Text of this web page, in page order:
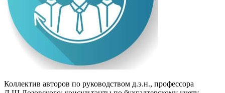
Коллектив авторов по руководством д.э.н., профессора